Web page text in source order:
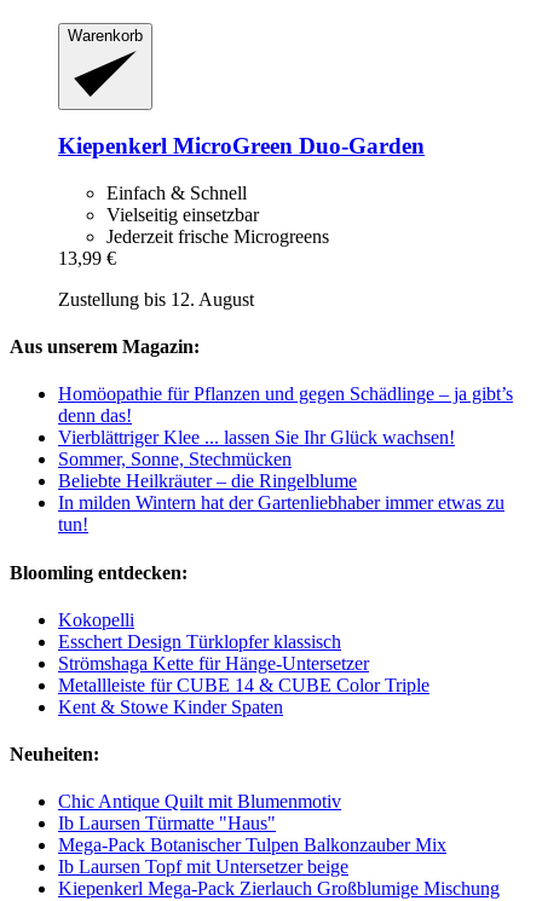
Warenkorb
Kiepenkerl MicroGreen Duo-​Garden
Einfach & Schnell
Vielseitig einsetzbar
Jederzeit frische Microgreens
13,99 €
Zustellung bis 12. August
Aus unserem Magazin:
Homöopathie für Pflanzen und gegen Schädlinge – ja gibt’s
denn das!
Vierblättriger Klee ... lassen Sie Ihr Glück wachsen!
Sommer, Sonne, Stechmücken
Beliebte Heilkräuter – die Ringelblume
In milden Wintern hat der Gartenliebhaber immer etwas zu
tun!
Bloomling entdecken:
Kokopelli
Esschert Design Türklopfer klassisch
Strömshaga Kette für Hänge-Untersetzer
Metallleiste für CUBE 14 & CUBE Color Triple
Kent & Stowe Kinder Spaten
Neuheiten:
Chic Antique Quilt mit Blumenmotiv
Ib Laursen Türmatte "Haus"
Mega-Pack Botanischer Tulpen Balkonzauber Mix
Ib Laursen Topf mit Untersetzer beige
Kiepenkerl Mega-Pack Zierlauch Großblumige Mischung